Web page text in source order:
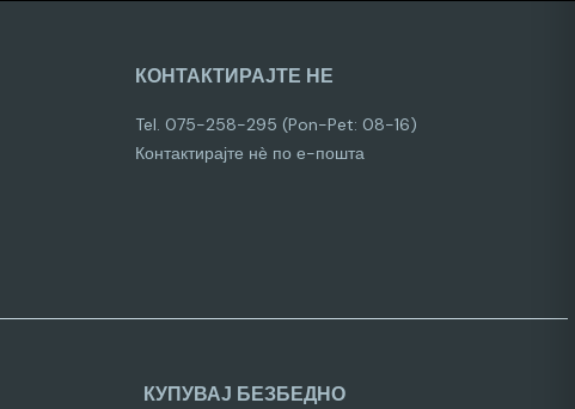
КОНТАКТИРАЈТЕ НЕ
Tel. 075-258-295 (Pon-Pet: 08-16)
Контактирајте нѐ по е-пошта
КУПУВАЈ БЕЗБЕДНО